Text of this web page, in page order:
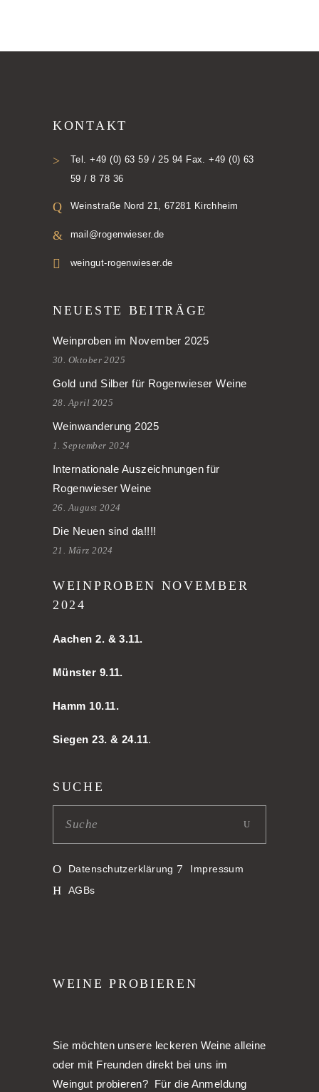
KONTAKT
Tel. +49 (0) 63 59 / 25 94 Fax. +49 (0) 63
59 / 8 78 36
Weinstraße Nord 21, 67281 Kirchheim
mail@rogenwieser.de
weingut-rogenwieser.de
NEUESTE BEITRÄGE
Weinproben im November 2025
30. Oktober 2025
Gold und Silber für Rogenwieser Weine
28. April 2025
Weinwanderung 2025
1. September 2024
Internationale Auszeichnungen für
Rogenwieser Weine
26. August 2024
Die Neuen sind da!!!!
21. März 2024
WEINPROBEN NOVEMBER
2024
Aachen 2. & 3.11.
Münster 9.11.
Hamm 10.11.
Siegen 23. & 24.11.
SUCHE
Datenschutzerklärung
Impressum
AGBs
WEINE PROBIEREN
Sie möchten unsere leckeren Weine alleine
oder mit Freunden direkt bei uns im
Weingut probieren? Für die Anmeldung